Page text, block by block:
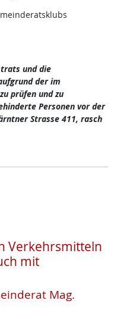
und die
der im
prüfen und zu
Personen vor der
Strasse 411, rasch
Verkehrsmitteln
mit
Mag.